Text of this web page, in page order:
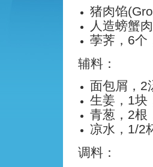
猪肉馅
人造螃蟹
荸荠，6个
辅料：
面包屑，2
生姜，1块
青葱，2根
凉水，1/2
调料：